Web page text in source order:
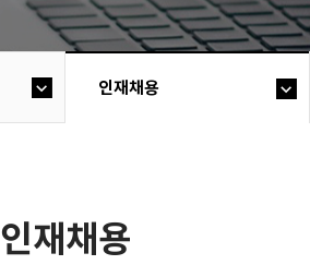
인재채용
인재채용